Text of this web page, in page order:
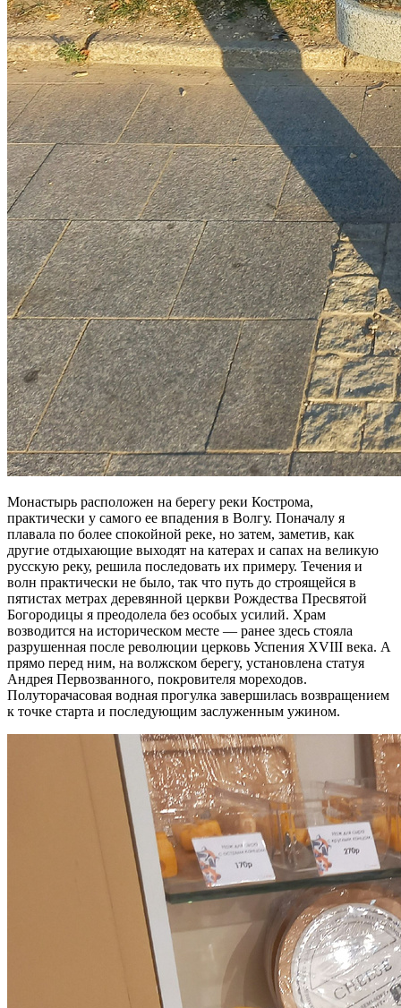
Монастырь расположен на берегу реки Кострома,
практически у самого ее впадения в Волгу. Поначалу я
плавала по более спокойной реке, но затем, заметив, как
другие отдыхающие выходят на катерах и сапах на великую
русскую реку, решила последовать их примеру. Течения и
волн практически не было, так что путь до строящейся в
пятистах метрах деревянной церкви Рождества Пресвятой
Богородицы я преодолела без особых усилий. Храм
возводится на историческом месте — ранее здесь стояла
разрушенная после революции церковь Успения XVIII века. А
прямо перед ним, на волжском берегу, установлена статуя
Андрея Первозванного, покровителя мореходов.
Полуторачасовая водная прогулка завершилась возвращением
к точке старта и последующим заслуженным ужином.